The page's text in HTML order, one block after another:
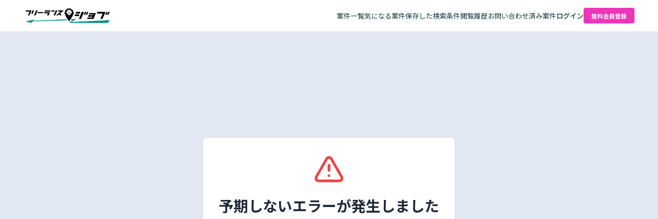
案件一覧気になる案件保存した検索条件閲覧履歴お問い合わせ済み案件ログイン 無料会員登録
予期しないエラーが発生しました